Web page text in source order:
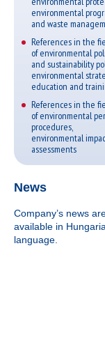
environmental
and waste
References in the
of environmental
and sustainability
environmental
education and
References in the
of environmental
procedures,
environmental
assessments
News
Company’s news
available in
language.